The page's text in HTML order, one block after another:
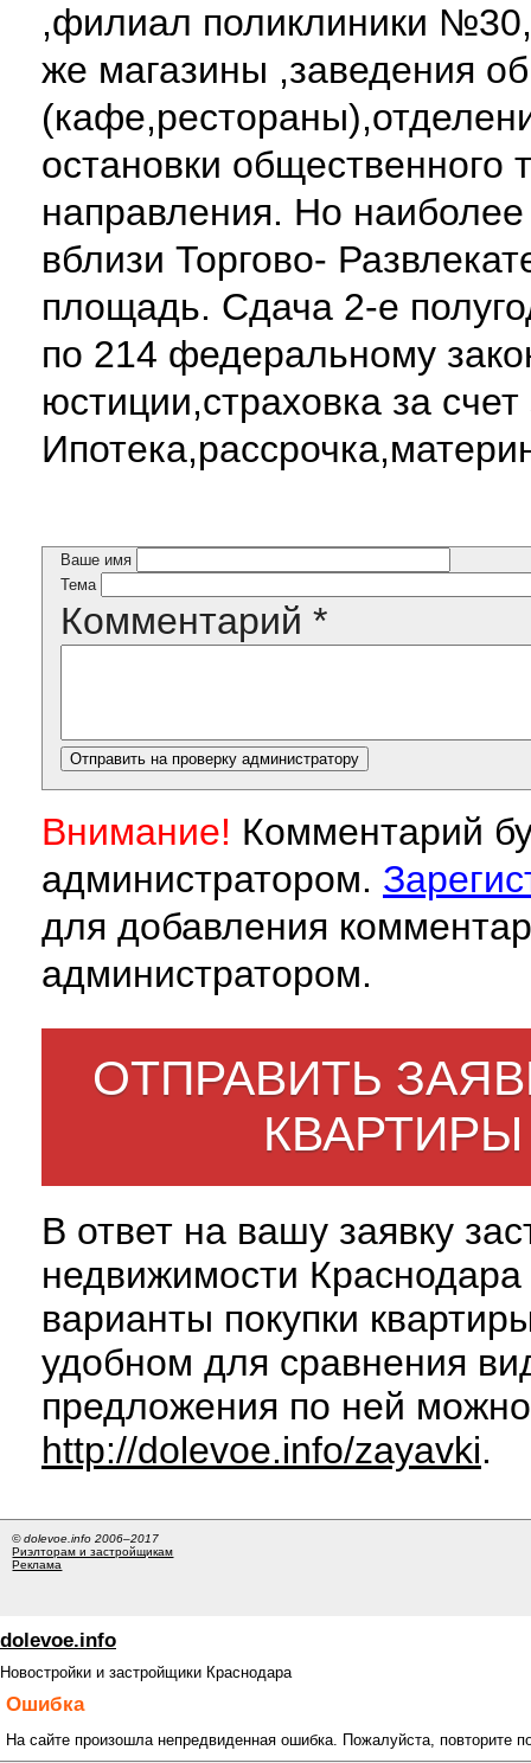
,филиал поликлиники
же магазины ,заведения
остановки общественного
направления. Но
вблизи Торгово-
площадь. Сдача 2-е
по 214 федеральному
юстиции,страховка за
Ваше имя
Тема
Комментарий *
Внимание! Комментарий
администратором.
для добавления
администратором.
ОТПРАВИТЬ
В ответ на вашу заявку
недвижимости
варианты покупки
удобном для сравнения
предложения по ней
http://dolevoe.info/zayavki.
© dolevoe.info 2006–2017
Риэлторам и застройщикам
Реклама
dolevoe.info
Новостройки и застройщики Краснодара
Ошибка
На сайте произошла непредвиденная ошибка. Пожалуйста, повторите